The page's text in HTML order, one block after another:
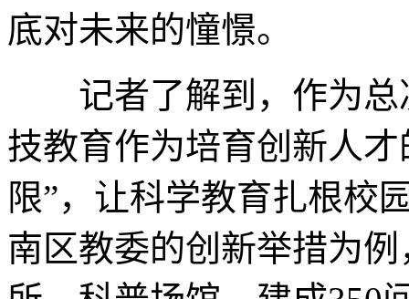
底对未来的憧憬。
记者了解到，作为总
技教育作为培育创新人
限”，让科学教育扎根校
南区教委的创新举措为